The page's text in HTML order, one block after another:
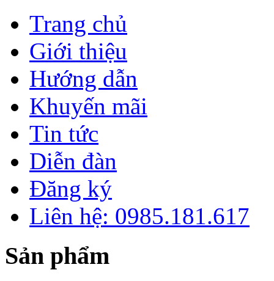
Trang chủ
Giới thiệu
Hướng dẫn
Khuyến mãi
Tin tức
Diễn đàn
Đăng ký
Liên hệ: 0985.181.617
Sản phẩm